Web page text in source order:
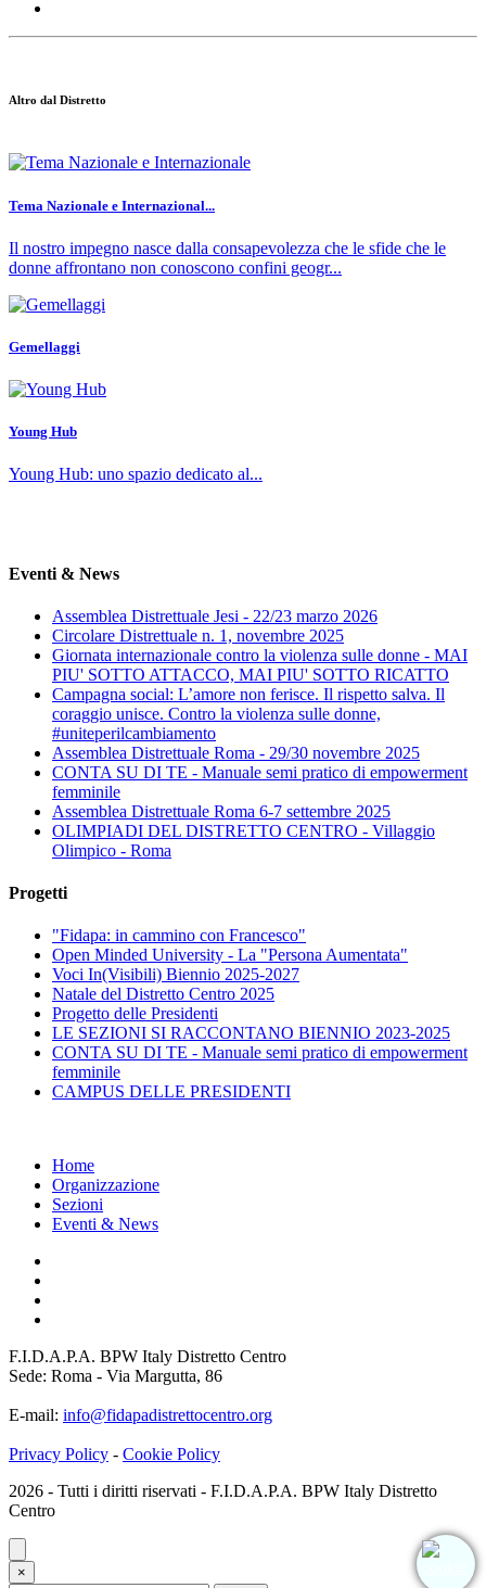
Altro dal Distretto
Tema Nazionale e Internazional...
Il nostro impegno nasce dalla consapevolezza che le sfide che le
donne affrontano non conoscono confini geogr...
Gemellaggi
Young Hub
Young Hub: uno spazio dedicato al...
Eventi & News
Assemblea Distrettuale Jesi - 22/23 marzo 2026
Circolare Distrettuale n. 1, novembre 2025
Giornata internazionale contro la violenza sulle donne - MAI
PIU' SOTTO ATTACCO, MAI PIU' SOTTO RICATTO
Campagna social: L’amore non ferisce. Il rispetto salva. Il
coraggio unisce. Contro la violenza sulle donne,
#uniteperilcambiamento
Assemblea Distrettuale Roma - 29/30 novembre 2025
CONTA SU DI TE - Manuale semi pratico di empowerment
femminile
Assemblea Distrettuale Roma 6-7 settembre 2025
OLIMPIADI DEL DISTRETTO CENTRO - Villaggio
Olimpico - Roma
Progetti
"Fidapa: in cammino con Francesco"
Open Minded University - La "Persona Aumentata"
Voci In(Visibili) Biennio 2025-2027
Natale del Distretto Centro 2025
Progetto delle Presidenti
LE SEZIONI SI RACCONTANO BIENNIO 2023-2025
CONTA SU DI TE - Manuale semi pratico di empowerment
femminile
CAMPUS DELLE PRESIDENTI
Home
Organizzazione
Sezioni
Eventi & News
F.I.D.A.P.A. BPW Italy Distretto Centro
Sede: Roma - Via Margutta, 86
E-mail: info@fidapadistrettocentro.org
Privacy Policy - Cookie Policy
2026 - Tutti i diritti riservati - F.I.D.A.P.A. BPW Italy Distretto
Centro
×